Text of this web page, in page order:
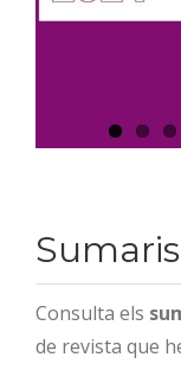
Sumaris
Consulta els
de revista que